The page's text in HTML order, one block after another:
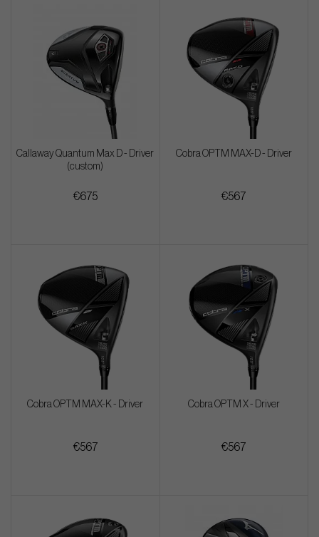
Callaway Quantum Max D - Driver
(custom)
€675
Cobra OPTM MAX-D - Driver
€567
Cobra OPTM MAX-K - Driver
€567
Cobra OPTM X - Driver
€567